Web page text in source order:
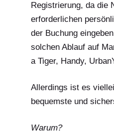
Registrierung, da die
erforderlichen
der Buchung
solchen Ablauf auf
a Tiger, Handy,
Allerdings ist es
bequemste und
Warum?